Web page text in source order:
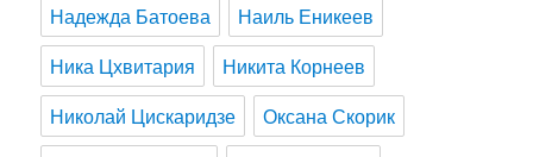
Надежда Батоева
Наиль Еникеев
Ника Цхвитария
Никита Корнеев
Николай Цискаридзе
Оксана Скорик